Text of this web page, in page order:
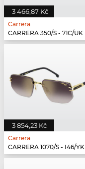
3 466,87 Kč
Carrera
CARRERA 350/S - 71C/UK
3 854,23 Kč
Carrera
CARRERA 1070/S - I46/YK